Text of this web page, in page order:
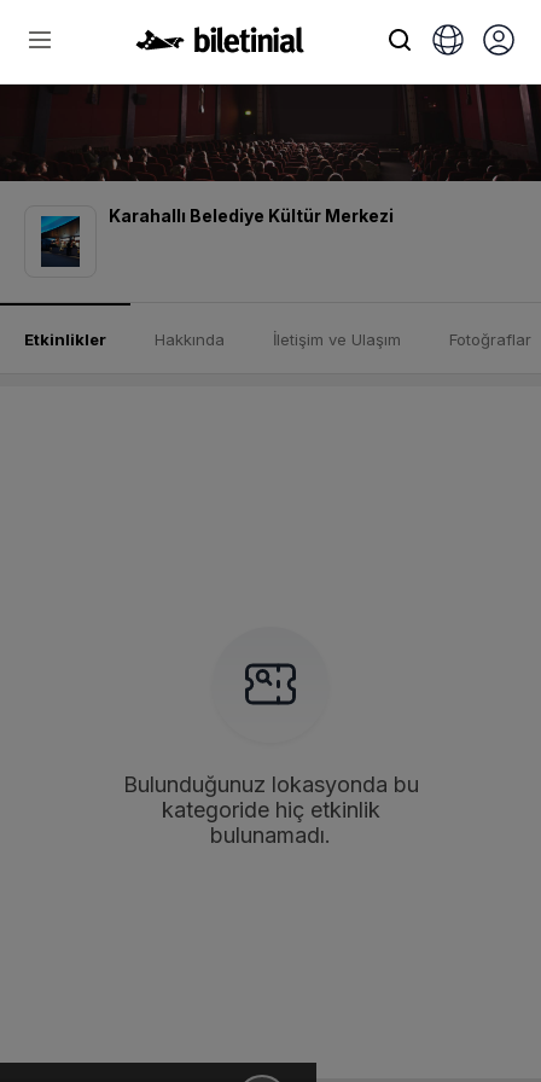
Karahallı Belediye Kültür Merkezi
Etkinlikler Hakkında İletişim ve Ulaşım Fotoğraflar
Bulunduğunuz lokasyonda bu
kategoride hiç etkinlik
bulunamadı.